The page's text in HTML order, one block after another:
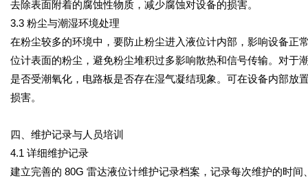
去除表面附着的腐蚀性物质，减少腐蚀对设备的损害。
3.3 粉尘与潮湿环境处理
在粉尘较多的环境中，要防止粉尘进入液位计内部，影响设备正
位计表面的粉尘，避免粉尘堆积过多影响散热和信号传输。对于
是否受潮氧化，电路板是否存在湿气凝结现象。可在设备内部放
损害。
四、维护记录与人员培训
4.1 详细维护记录
建立完善的 80G 雷达液位计维护记录档案，记录每次维护的时